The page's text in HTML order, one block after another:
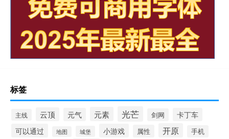
标签
主线 云顶 元气 元素 光芒 剑网 卡丁车
可以通过 地图 城堡 小游戏 属性 开原 手机